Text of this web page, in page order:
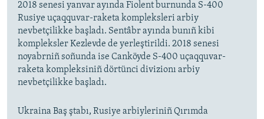
2018 senesi yanvar ayında Fiolent burnunda S-400
Rusiye uçaqquvar-raketa kompleksleri arbiy
nevbetçilikke başladı. Sentâbr ayında bunıñ kibi
kompleksler Kezlevde de yerleştirildi. 2018 senesi
noyabrniñ soñunda ise Canköyde S-400 uçaqquvar-
raketa kompleksiniñ dörtünci divizionı arbiy
nevbetçilikke başladı.
Ukraina Baş ştabı, Rusiye arbiyleriniñ Qırımda